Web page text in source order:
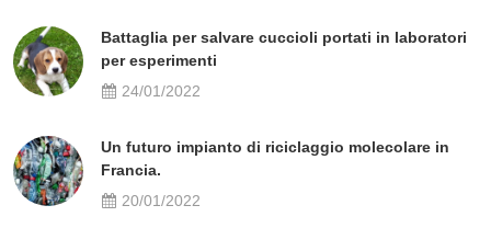
Battaglia per salvare cuccioli portati in laboratori
per esperimenti
24/01/2022
Un futuro impianto di riciclaggio molecolare in
Francia.
20/01/2022